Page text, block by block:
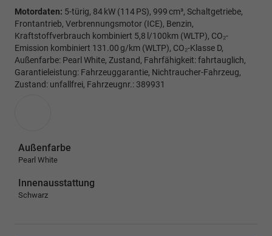
Motordaten: 5-türig, 84 kW (114 PS), 999 cm³, Schaltgetriebe,
Frontantrieb, Verbrennungsmotor (ICE), Benzin,
Kraftstoffverbrauch kombiniert 5,8 l/100km (WLTP), CO₂-
Emission kombiniert 131.00 g/km (WLTP), CO₂-Klasse D,
Außenfarbe: Pearl White, Zustand, Fahrfähigkeit: fahrtauglich,
Garantieleistung: Fahrzeuggarantie, Nichtraucher-Fahrzeug,
Zustand: unfallfrei, Fahrzeugnr.: 389931
Außenfarbe
Pearl White
Innenausstattung
Schwarz